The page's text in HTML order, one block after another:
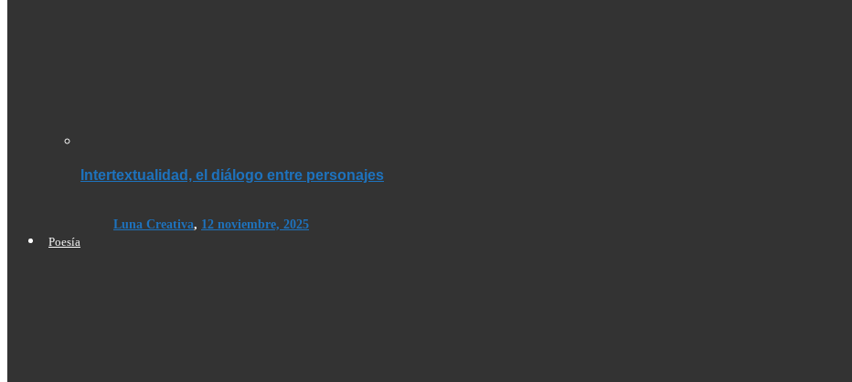
Intertextualidad, el diálogo entre personajes
Luna Creativa, 12 noviembre, 2025
Poesía